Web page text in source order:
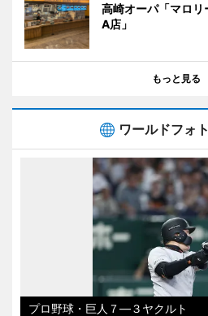
高崎オーパ「マロ
A店」
もっと見る
ワールドフォ
プロ野球・巨人７―３ヤクルト